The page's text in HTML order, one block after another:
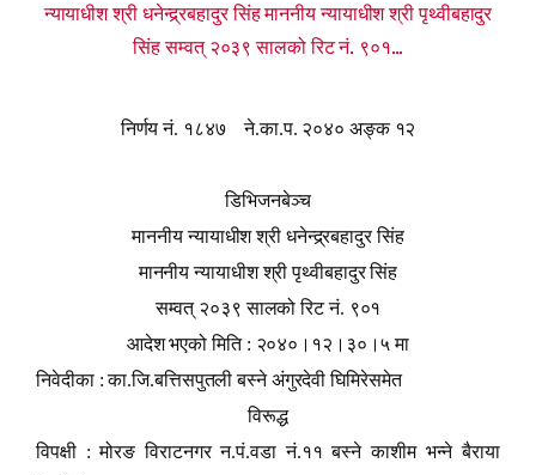
न्यायाधीश श्री धनेन्द्र्रबहादुर सिंह माननीय न्यायाधीश श्री पृथ्वीबहादुर
सिंह सम्वत् २०३९ सालको रिट नं. ९०१...
निर्णय नं. १८४७ ने.का.प. २०४० अङ्क १२
डिभिजनबेञ्च
माननीय न्यायाधीश श्री धनेन्द्र्रबहादुर सिंह
माननीय न्यायाधीश श्री पृथ्वीबहादुर सिंह
सम्वत् २०३९ सालको रिट नं. ९०१
आदेश भएको मिति : २०४०।१२।३०।५ मा
निवेदीका : का.जि.बत्तिसपुतली बस्ने अंगुरदेवी घिमिरेसमेत
विरूद्ध
विपक्षी : मोरङ विराटनगर न.पं.वडा नं.११ बस्ने काशीम भन्ने बैराया